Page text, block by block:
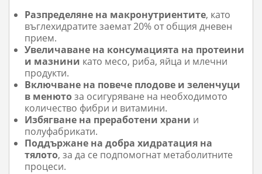
Разпределяне на макронутриентите, като
въглехидратите заемат 20% от общия дневен
прием.
Увеличаване на консумацията на протеини
и мазнини като месо, риба, яйца и млечни
продукти.
Включване на повече плодове и зеленчуци
в менютоза осигуряване на необходимото
количество фибри и витамини.
Избягване на преработени храни и
полуфабрикати.
Поддържане на добра хидратация на
тялото, за да се подпомогнат метаболитните
процеси.